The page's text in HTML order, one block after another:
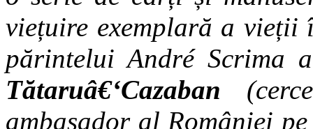
viețuire exemplară a vieții
părintelui André
Tătaruâ€‘Cazaban
ambasador al României